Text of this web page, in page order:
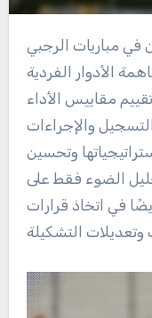
الأدوار الفردية
مقاييس الأداء
والإجراءات
وتحسين
الضوء فقط على
في اتخاذ قرارات